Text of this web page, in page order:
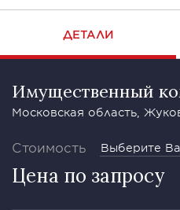
ДЕТАЛИ
Имущественный
Московская область,
Стоимость Выберите
Цена по запросу